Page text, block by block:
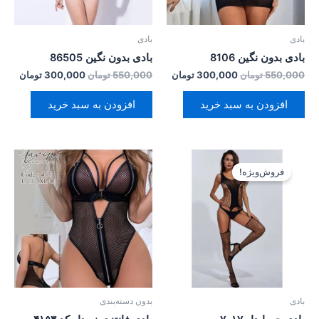
بادی
بادی بدون نگین 8106
550,000تومان300,000تومان
افزودن به سبد خرید
بادی
بادی بدون نگین 86505
550,000تومان300,000تومان
افزودن به سبد خرید
فروش‌ویژه!
بادی
قیمت
اصلی:
بود.
قیمت
فعلی:
300,000 تومان.
بدون دسته‌بندی